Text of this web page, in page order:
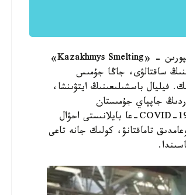
«وڭىرلەرگە ساپار اياسىندا جەزقازعان قالاسىندا بولىپ، وسىنداعى ءىرى كاسىپورىن - «Kazakhmys Smelting»
ساقتالۋى، جاڭا جۇمىس
فيليال باسشىلىعىنىڭ ايتۋىنشا،
جاپپاي جۇمىستان
بوساتىلۋىنا، جاستار جۇمىسسىزدىعىنىڭ وسۋىنە جول بەرىلمەگەن. ايتسە دە، COVID-19-عا بايلانىستى احۋال
تاماقتانۋ، كولىك جانە تاعى